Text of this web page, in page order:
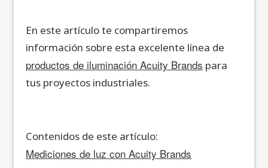
En este artículo te compartiremos
información sobre esta excelente línea de
productos de iluminación Acuity Brands para
tus proyectos industriales.
Contenidos de este artículo:
Mediciones de luz con Acuity Brands